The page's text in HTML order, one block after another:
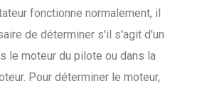
fonctionne normalement, il
de déterminer s'il s'agit d'un
le moteur du pilote ou dans la
Pour déterminer le moteur,